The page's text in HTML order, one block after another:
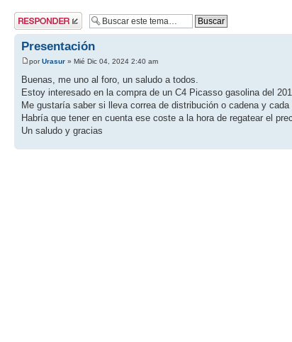
Publicar una
respuesta
Presentación
porUrasur » Mié Dic 04, 2024 2:40 am
Buenas, me uno al foro, un saludo a todos.
Estoy interesado en la compra de un C4 Picasso gasolina del
Me gustaría saber si lleva correa de distribución o cadena y
Habría que tener en cuenta ese coste a la hora de regatear el
Un saludo y gracias